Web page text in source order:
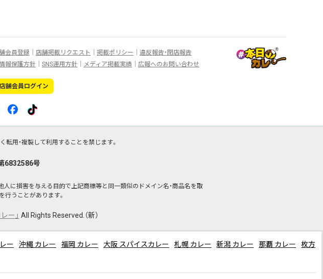
会員登録 店舗掲載リクエスト 掲載ポリシー
違反報告・閉店報告
報保護方針 SNS運用方針 メディア掲載実績 広報へのお問い合わせ
店舗会員ログイン
用・複製して利用することを禁じます。
6832586号
に損害を与える目的で上記商標等と同一類似のドメイン名・商品名を取
行うことがあります。
ー」 All Rights Reserved. （新）
ー 沖縄 カレー 福岡 カレー 大阪 スパイスカレー 札幌 カレー 新潟 カレー 那覇 カレー
枚方